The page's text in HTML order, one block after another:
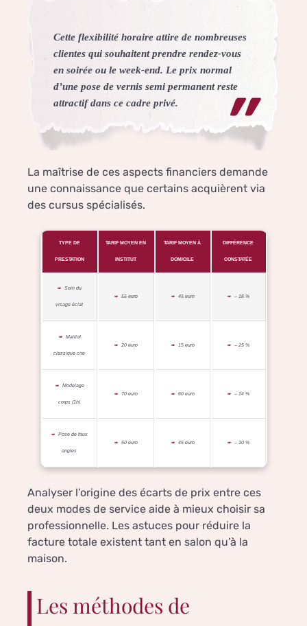
Cette flexibilité horaire attire de nombreuses
clientes qui souhaitent prendre rendez-vous
en soirée ou le week-end. Le prix normal
d’une pose de vernis semi permanent reste
attractif dans ce cadre privé.
La maîtrise de ces aspects financiers demande
une connaissance que certains acquièrent via
des cursus spécialisés.
TYPE DE
PRESTATION
TARIF MOYEN EN
INSTITUT
TARIF MOYEN À
DOMICILE
DIFFÉRENCE
CONSTATÉE
Soin du
visage éclat
55 euro 45 euro – 18 %
Maillot
classique cire
20 euro 15 euro – 25 %
Modelage
corps (1h)
70 euro 60 euro – 14 %
Pose de faux
ongles
50 euro 45 euro – 10 %
Analyser l’origine des écarts de prix entre ces
deux modes de service aide à mieux choisir sa
professionnelle. Les astuces pour réduire la
facture totale existent tant en salon qu’à la
maison.
Les méthodes de